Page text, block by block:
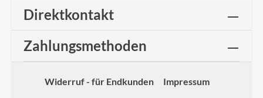
Direktkontakt
Zahlungsmethoden
Widerruf - für Endkunden
Impressum